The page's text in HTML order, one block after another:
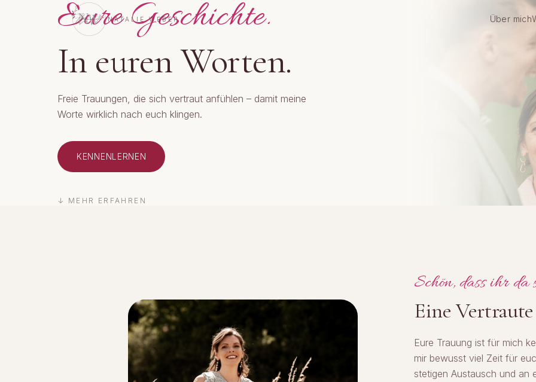
NATALIE WEBER Über mich
Eure Geschichte.
In euren Worten.
Freie Trauungen, die sich vertraut anfühlen – damit meine
Worte wirklich nach euch klingen.
KENNENLERNEN
↓ MEHR ERFAHREN
Schön, dass ihr da
Eine
Eure Trauung ist für mich
mir bewusst viel Zeit für
stetigen Austausch und an